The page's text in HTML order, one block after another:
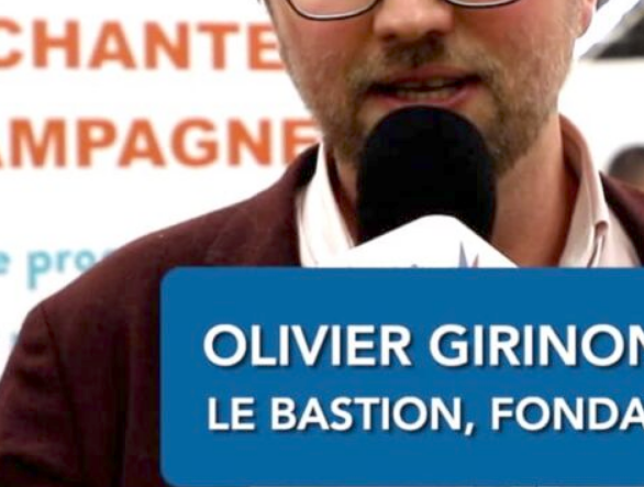
Plus dans la catégorie INITIATIVES
Marseille Solutions : pour ses 10 ans, une
« Marseille, à jamais collective » ! Pour
célébrer ses dix ans d’engagement au
service…